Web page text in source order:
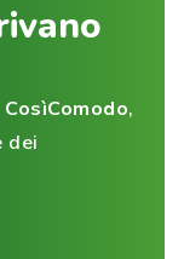
CosìComodo,
dei